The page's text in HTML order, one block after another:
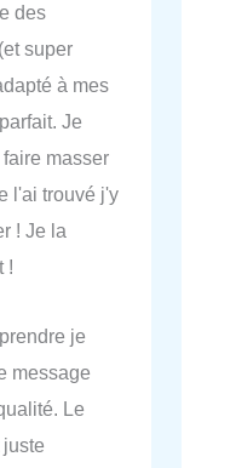
des
super
à mes
Je
masser
l'ai trouvé j'y
! Je la
!
je
message
Le